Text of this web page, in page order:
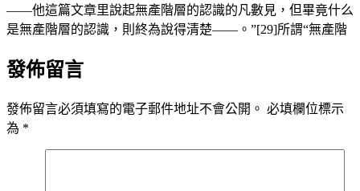
——他這篇文章里說起無產階層的認識的凡數見，但畢竟什么
是無產階層的認識，則終為說得清楚——。”[29]所謂“無產階
發佈留言
發佈留言必須填寫的電子郵件地址不會公開。 必填欄位標示
為 *